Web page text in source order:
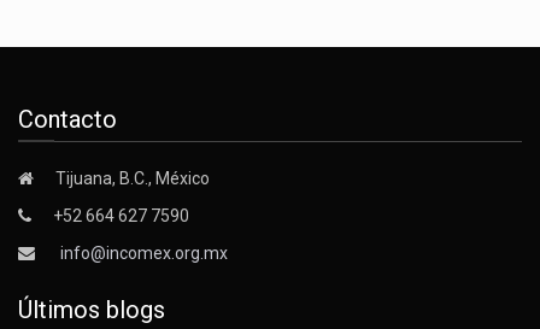
Contacto
Tijuana, B.C., México
+52 664 627 7590
info@incomex.org.mx
Últimos blogs